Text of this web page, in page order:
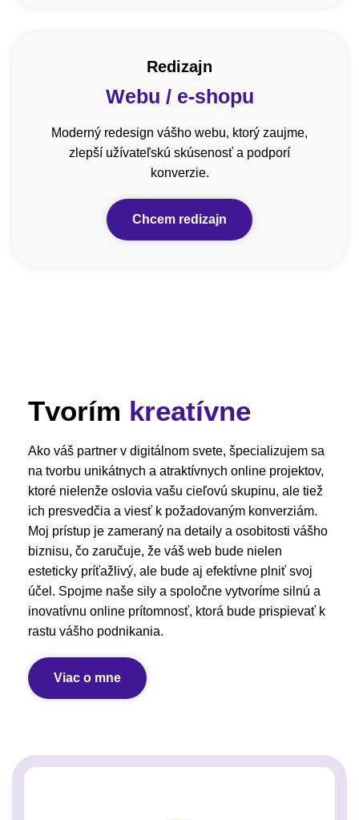
Redizajn
Webu / e-shopu
Moderný redesign vášho webu, ktorý zaujme,
zlepší užívateľskú skúsenosť a podporí
konverzie.
Chcem redizajn
Tvorím kreatívne
Ako váš partner v digitálnom svete, špecializujem sa
na tvorbu unikátnych a atraktívnych online projektov,
ktoré nielenže oslovia vašu cieľovú skupinu, ale tiež
ich presvedčia a viesť k požadovaným konverziám.
Moj prístup je zameraný na detaily a osobitosti vášho
biznisu, čo zaručuje, že váš web bude nielen
esteticky príťažlivý, ale bude aj efektívne plniť svoj
účel. Spojme naše sily a spoločne vytvoríme silnú a
inovatívnu online prítomnosť, ktorá bude prispievať k
rastu vášho podnikania.
Viac o mne